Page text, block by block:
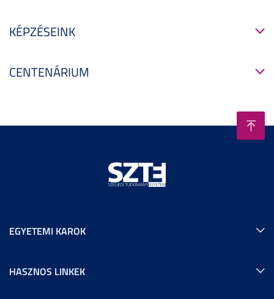
KÉPZÉSEINK
CENTENÁRIUM
EGYETEMI KAROK
HASZNOS LINKEK